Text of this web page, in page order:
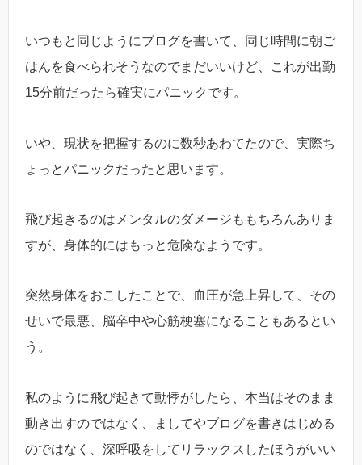
いつもと同じようにブログを書いて、同じ時間に朝ご
はんを食べられそうなのでまだいいけど、これが出勤
15分前だったら確実にパニックです。
いや、現状を把握するのに数秒あわてたので、実際ち
ょっとパニックだったと思います。
飛び起きるのはメンタルのダメージももちろんありま
すが、身体的にはもっと危険なようです。
突然身体をおこしたことで、血圧が急上昇して、その
せいで最悪、脳卒中や心筋梗塞になることもあるとい
う。
私のように飛び起きて動悸がしたら、本当はそのまま
動き出すのではなく、ましてやブログを書きはじめる
のではなく、深呼吸をしてリラックスしたほうがいい